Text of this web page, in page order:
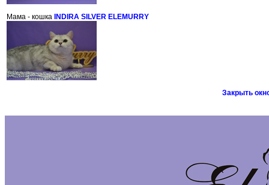
Мама - кошка INDIRA SILVER ELEMURRY
Закрыть